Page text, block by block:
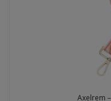
Axelrem